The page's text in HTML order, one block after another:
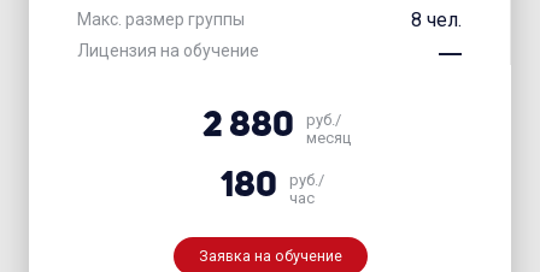
Макс. размер группы 8 чел.
Лицензия на обучение
2 880
руб./
месяц
180
руб./
час
Заявка на обучение